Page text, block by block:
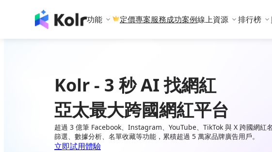
功能 定價專案服務成功案例線上資源 排行榜
Kolr - 3 秒 AI 找網紅
亞太最大跨國網紅平台
超過 3 億筆 Facebook、Instagram、YouTube、TikTok 與 X 跨國網紅
篩選、數據分析、名單收藏等功能，累積超過 5 萬家品牌廣告用戶。
立即試用體驗